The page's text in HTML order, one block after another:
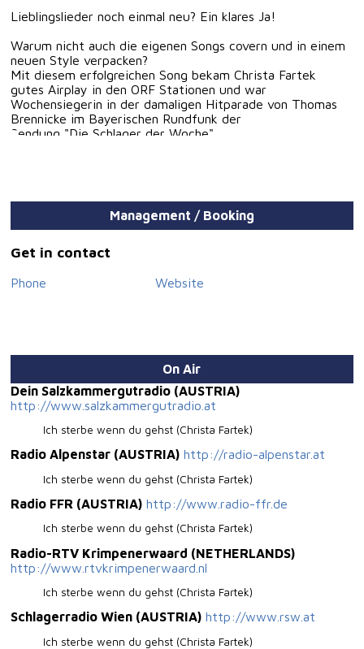
Lieblingslieder noch einmal neu? Ein klares Ja!
Warum nicht auch die eigenen Songs covern und in einem
neuen Style verpacken?
Mit diesem erfolgreichen Song bekam Christa Fartek
gutes Airplay in den ORF Stationen und war
Wochensiegerin in der damaligen Hitparade von Thomas
Brennicke im Bayerischen Rundfunk der
Sendung "Die Schlager der Woche".
Die Sängerin sagt, sie liebt es ihren eigenen Song, der ihr
selbst so gut gefällt,
zeitgemäß neu zu produzieren.
Wir denken, die Künstlerin hat hiermit eine gute
Musikproduzent Christian Maier
Management / Booking
Get in contact
Phone Website
On Air
Dein Salzkammergutradio (AUSTRIA)
http://www.salzkammergutradio.at
Ich sterbe wenn du gehst (Christa Fartek)
Radio Alpenstar (AUSTRIA) http://radio-alpenstar.at
Ich sterbe wenn du gehst (Christa Fartek)
Radio FFR (AUSTRIA) http://www.radio-ffr.de
Ich sterbe wenn du gehst (Christa Fartek)
Radio-RTV Krimpenerwaard (NETHERLANDS)
http://www.rtvkrimpenerwaard.nl
Ich sterbe wenn du gehst (Christa Fartek)
Schlagerradio Wien (AUSTRIA) http://www.rsw.at
Ich sterbe wenn du gehst (Christa Fartek)